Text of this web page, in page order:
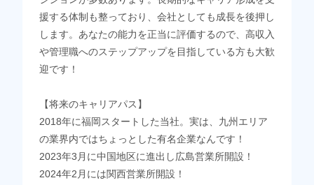
援する体制も整っており、会社としても成長を後押し
します。あなたの能力を正当に評価するので、高収入
や管理職へのステップアップを目指している方も大歓
迎です！
【将来のキャリアパス】
2018年に福岡スタートした当社。実は、九州エリア
の業界内ではちょっとした有名企業なんです！
2023年3月に中国地区に進出し広島営業所開設！
2024年2月には関西営業所開設！